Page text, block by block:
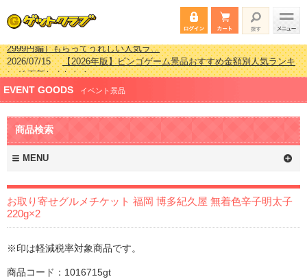
2026/07/15【2026年版】ビンゴゲーム景品おすすめ金額別人気ランキ
ング 更新しました！
2026/04/03【2026年版】ゴルフコンペ景品 3000円未満［2000円～
2999円編］もらってうれしい人気ラ…
2026/02/16【2026年版】結婚式の二次会で貰って嬉しい景品とは？ 更
新しました！
2026/02/03
2999円編］もらってうれしい人気ラ…
EVENT GOODS イベント景品
商品検索
MENU
お取り寄せグルメチケット 福岡 博多紀久屋 無着色辛子明太子
220g×2
※印は軽減税率対象商品です。
商品コード：1016715gt